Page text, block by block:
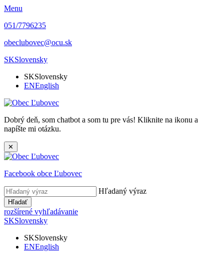
Menu
051/7796235
obeclubovec@ocu.sk
SKSlovensky
SKSlovensky
ENEnglish
Dobrý deň, som chatbot a som tu pre vás! Kliknite na ikonu a
napíšte mi otázku.
✕
Facebook obce Ľubovec
Hľadaný výraz
Hľadať
rozšírené vyhľadávanie
SKSlovensky
SKSlovensky
ENEnglish